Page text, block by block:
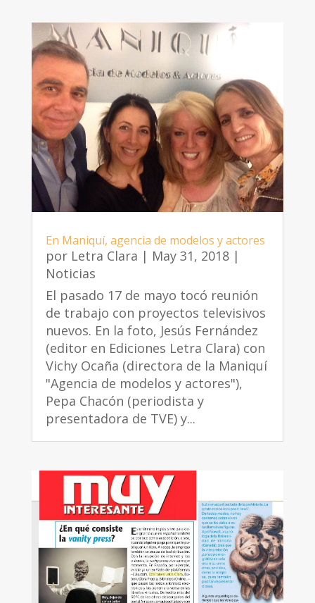
En Maniquí, agencia de modelos y actores
por Letra Clara | May 31, 2018|
Noticias
El pasado 17 de mayo tocó reunión
de trabajo con proyectos televisivos
nuevos. En la foto, Jesús Fernández
(editor en Ediciones Letra Clara) con
Vichy Ocaña (directora de la Maniquí
"Agencia de modelos y actores"),
Pepa Chacón (periodista y
presentadora de TVE) y...